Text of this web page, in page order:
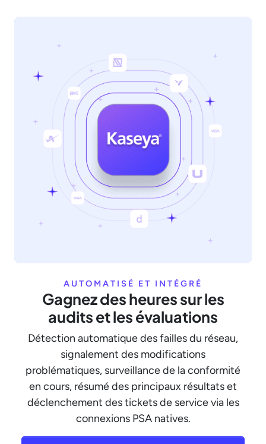
AUTOMATISÉ ET INTÉGRÉ
Gagnez des heures sur les
audits et les évaluations
Détection automatique des failles du réseau,
signalement des modifications
problématiques, surveillance de la conformité
en cours, résumé des principaux résultats et
déclenchement des tickets de service via les
connexions PSA natives.